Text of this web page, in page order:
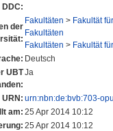
DDC:
der
Fakultäten > Fakultät
Fakultäten
Fakultäten > Fakultät
Deutsch
UBTJa
URN: urn:nbn:de:bvb:703-
am: 25 Apr 2014 10:12
25 Apr 2014 10:12